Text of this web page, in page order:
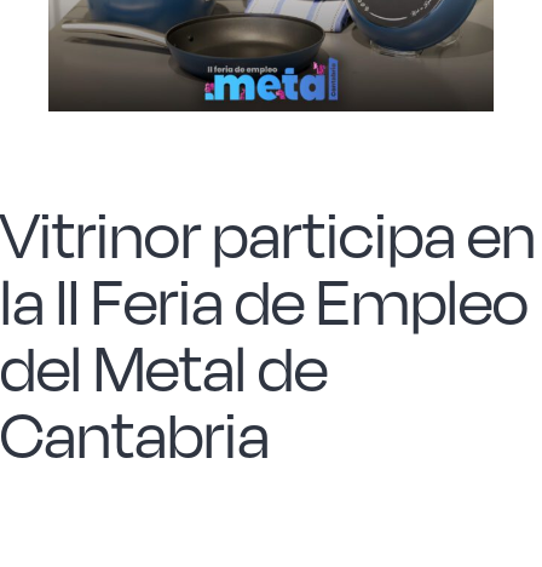
Acero forjado
Más Menaje
Sostenibles
Somos Cooperativa
Vitrinor participa en
la II Feria de Empleo
del Metal de
Cantabria